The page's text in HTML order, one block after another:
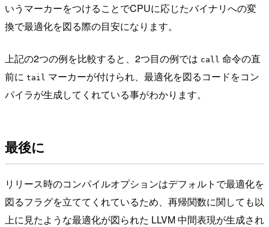
いうマーカーをつけることでCPUに応じたバイナリへの変
換で最適化を図る際の目安になります。
上記の2つの例を比較すると、2つ目の例では call 命令の直
前に tail マーカーが付けられ、最適化を図るコードをコン
パイラが生成してくれている事がわかります。
最後に
リリース時のコンパイルオプションはデフォルトで最適化を
図るフラグを立ててくれているため、再帰関数に関しても以
上に見たような最適化が図られた LLVM 中間表現が生成され